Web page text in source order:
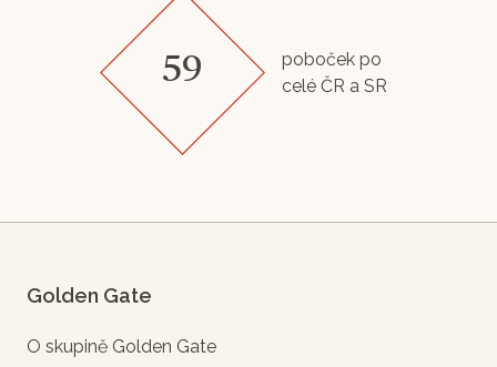
59
poboček po
celé ČR a SR
Golden Gate
O skupině Golden Gate